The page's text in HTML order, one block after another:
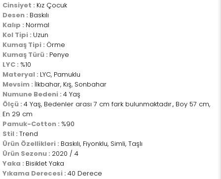
Cinsiyet : Kız Çocuk
Desen : Baskılı
Kalıp : Normal
Kol Tipi : Uzun
Kumaş Tipi : Örme
Kumaş Türü : Penye
LYC : %10
Materyal : LYC, Pamuklu
Mevsim : İlkbahar, Kış, Sonbahar
Numune Bedeni : 4 Yaş
Ölçü : 4 Yaş, Bedenler arası 7 cm fark bulunmaktadır., Boy 57 cm,
En 29 cm
Pamuk-Cotton : %90
Stil : Trend
Ürün Özellikleri : Baskılı, Fiyonklu, Simli, Taşlı
Ürün Sezonu : 2020 / 4
Yaka : Bisiklet Yaka
Yıkama Derecesi : 40 Derece